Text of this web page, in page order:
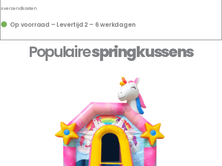
verzendkosten
Op voorraad – Levertijd 2 – 6 werkdagen
Populairespringkussens